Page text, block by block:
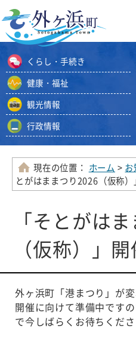
ナ
ビ
ゲ
シ
ョ
ン
ス
キ
ッ
くらし・手続き
健康・福祉
観光情報
行政情報
現在の位置： ホーム >
とがはままつり2026（仮称）
「そとがは
（仮称）」
外ヶ浜町「港まつり」が変
開催に向けて準備中です
で今しばらくお待ちくださ